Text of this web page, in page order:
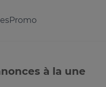
Promo
à la une